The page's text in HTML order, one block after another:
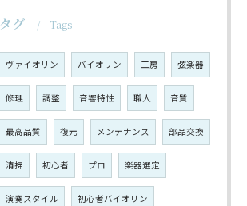
タグ Tags
ヴァイオリン バイオリン 工房 弦楽器
修理 調整 音響特性 職人 音質
最高品質 復元 メンテナンス 部品交換
清掃 初心者 プロ 楽器選定
演奏スタイル 初心者バイオリン